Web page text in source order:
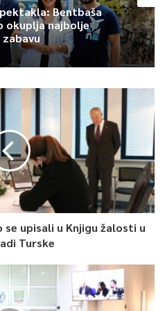
na raspolaganje stavljeno i
za hitnu medicinsku pomoć
za protokol i press KS.
0
Rating
Bentbaša
okuplja najbolje
se upisali u Knjigu žalosti u
Turske